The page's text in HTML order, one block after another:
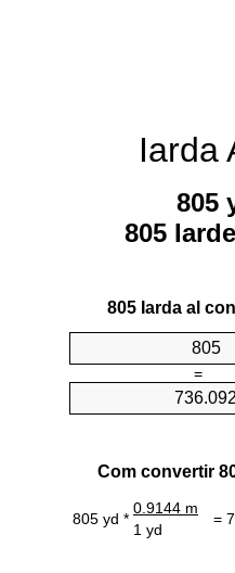
Iarda
805
805
805 Iarda al
=
Com convertir
805 yd *
0.9144 m
=
1 yd